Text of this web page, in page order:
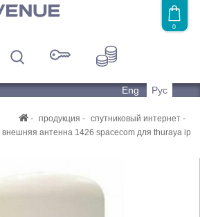
0
Eng Рус
продукция
спутниковый интернет
внешняя антенна 1426 spacecom для thuraya ip